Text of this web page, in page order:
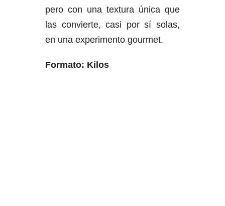
pero con una textura única que
las convierte, casi por sí solas,
en una experimento gourmet.
Formato: Kilos